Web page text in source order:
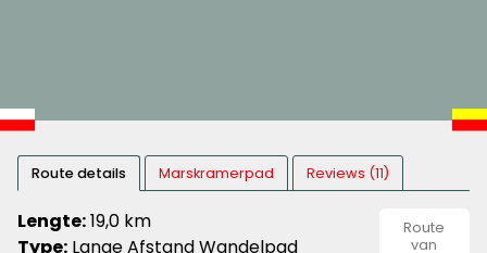
Route details Marskramerpad Reviews (11)
Lengte:19,0 km
Type: Lange Afstand Wandelpad
Route
van